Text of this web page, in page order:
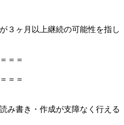
３ヶ月以上継続の可能性を指し
＝＝
＝＝
み書き・作成が支障なく行える